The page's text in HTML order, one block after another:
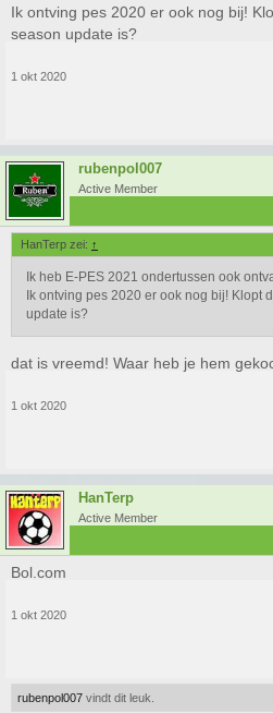
Ik ontving pes 2020 er ook nog bij!
season update is?
1 okt 2020
rubenpol007
Active Member
HanTerp zei: ↑
Ik heb E-PES 2021 ondertussen ook
Ik ontving pes 2020 er ook nog bij! Klopt
update is?
dat is vreemd! Waar heb je hem
1 okt 2020
HanTerp
Active Member
Bol.com
1 okt 2020
rubenpol007 vindt dit leuk.